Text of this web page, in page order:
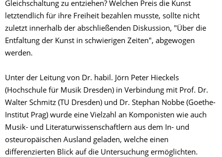
Gleichschaltung zu entziehen? Welchen Preis die Kunst
letztendlich für ihre Freiheit bezahlen musste, sollte nicht
zuletzt innerhalb der abschließenden Diskussion, "Über die
Entfaltung der Kunst in schwierigen Zeiten", abgewogen
werden.
Unter der Leitung von Dr. habil. Jörn Peter Hieckels
(Hochschule für Musik Dresden) in Verbindung mit Prof. Dr.
Walter Schmitz (TU Dresden) und Dr. Stephan Nobbe (Goethe-
Institut Prag) wurde eine Vielzahl an Komponisten wie auch
Musik- und Literaturwissenschaftlern aus dem In- und
osteuropäischen Ausland geladen, welche einen
differenzierten Blick auf die Untersuchung ermöglichten.